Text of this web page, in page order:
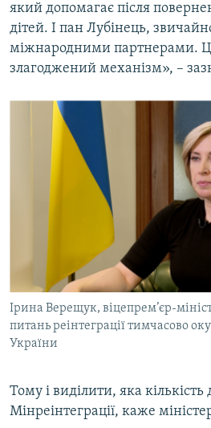
який допомагає після
дітей. І пан Лубінець,
міжнародними партнерами.
злагоджений механізм», –
Ірина Верещук, віцепрем’єр-
питань реінтеграції тимчасово
України
Тому і виділити, яка
Мінреінтеграції, каже